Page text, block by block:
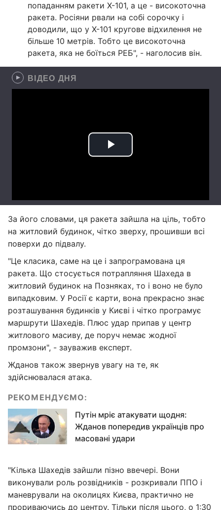
попаданням ракети Х-101, а це - високоточна
ракета. Росіяни рвали на собі сорочку і
доводили, що у Х-101 кругове відхилення не
більше 10 метрів. Тобто це високоточна
ракета, яка не боїться РЕБ", - наголосив він.
ВІДЕО ДНЯ
За його словами, ця ракета зайшла на ціль, тобто
на житловий будинок, чітко зверху, прошивши всі
поверхи до підвалу.
"Це класика, саме на це і запрограмована ця
ракета. Що стосується потрапляння Шахеда в
житловий будинок на Позняках, то і воно не було
випадковим. У Росії є карти, вона прекрасно знає
розташування будинків у Києві і чітко програмує
маршрути Шахедів. Плюс удар припав у центр
житлового масиву, де поруч немає жодної
промзони", - зауважив експерт.
Жданов також звернув увагу на те, як
здійснювалася атака.
РЕКОМЕНДУЄМО:
Путін мріє атакувати щодня:
Жданов попередив українців про
масовані удари
"Кілька Шахедів зайшли пізно ввечері. Вони
виконували роль розвідників - розкривали ППО і
маневрували на околицях Києва, практично не
прориваючись до центру. Тільки після цього, о 1:30